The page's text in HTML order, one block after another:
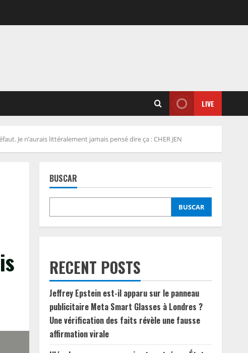
LIVE
Je n’aurais littéralement jamais pensé dire ça : CHER JEN
BUSCAR
BUSCAR
RECENT POSTS
Jeffrey Epstein est-il apparu sur le panneau
publicitaire Meta Smart Glasses à Londres ?
Une vérification des faits révèle une fausse
affirmation virale